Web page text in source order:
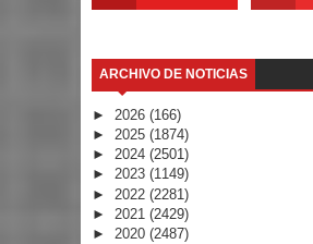
ARCHIVO DE NOTICIAS
► 2026 (166)
► 2025 (1874)
► 2024 (2501)
► 2023 (1149)
► 2022 (2281)
► 2021 (2429)
► 2020 (2487)